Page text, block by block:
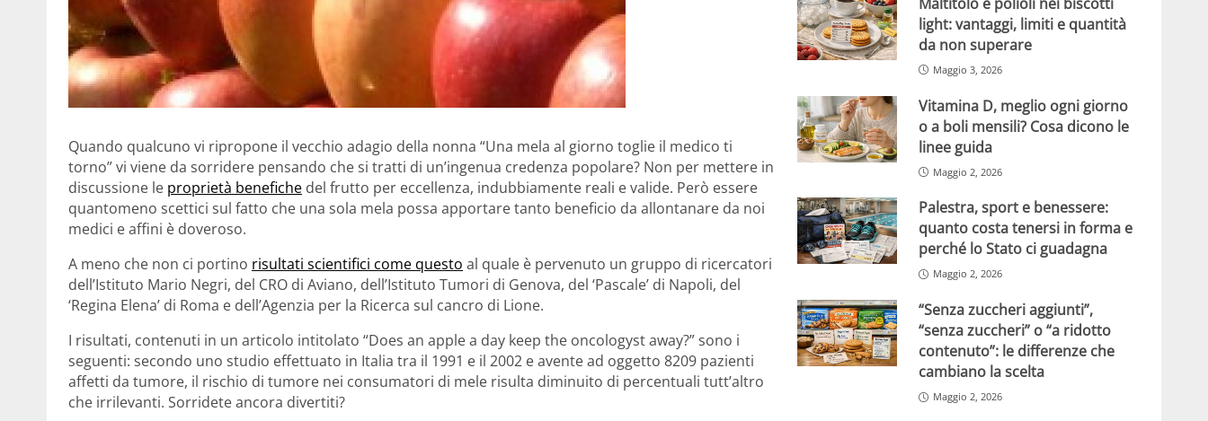
Quando qualcuno vi ripropone il vecchio adagio della nonna “Una mela al giorno toglie il medico ti
torno” vi viene da sorridere pensando che si tratti di un’ingenua credenza popolare? Non per mettere in
discussione le proprietà benefiche del frutto per eccellenza, indubbiamente reali e valide. Però essere
quantomeno scettici sul fatto che una sola mela possa apportare tanto beneficio da allontanare da noi
medici e affini è doveroso.
A meno che non ci portino risultati scientifici come questo al quale è pervenuto un gruppo di ricercatori
dell’Istituto Mario Negri, del CRO di Aviano, dell’Istituto Tumori di Genova, del ‘Pascale’ di Napoli, del
‘Regina Elena’ di Roma e dell’Agenzia per la Ricerca sul cancro di Lione.
I risultati, contenuti in un articolo intitolato “Does an apple a day keep the oncologyst away?” sono i
seguenti: secondo uno studio effettuato in Italia tra il 1991 e il 2002 e avente ad oggetto 8209 pazienti
affetti da tumore, il rischio di tumore nei consumatori di mele risulta diminuito di percentuali tutt’altro
che irrilevanti. Sorridete ancora divertiti?
light: vantaggi, limiti e quantità
da non superare
Maggio 3, 2026
Vitamina D, meglio ogni giorno
o a boli mensili? Cosa dicono le
linee guida
Maggio 2, 2026
Palestra, sport e benessere:
quanto costa tenersi in forma e
perché lo Stato ci guadagna
Maggio 2, 2026
“Senza zuccheri aggiunti”,
“senza zuccheri” o “a ridotto
contenuto”: le differenze che
cambiano la scelta
Maggio 2, 2026